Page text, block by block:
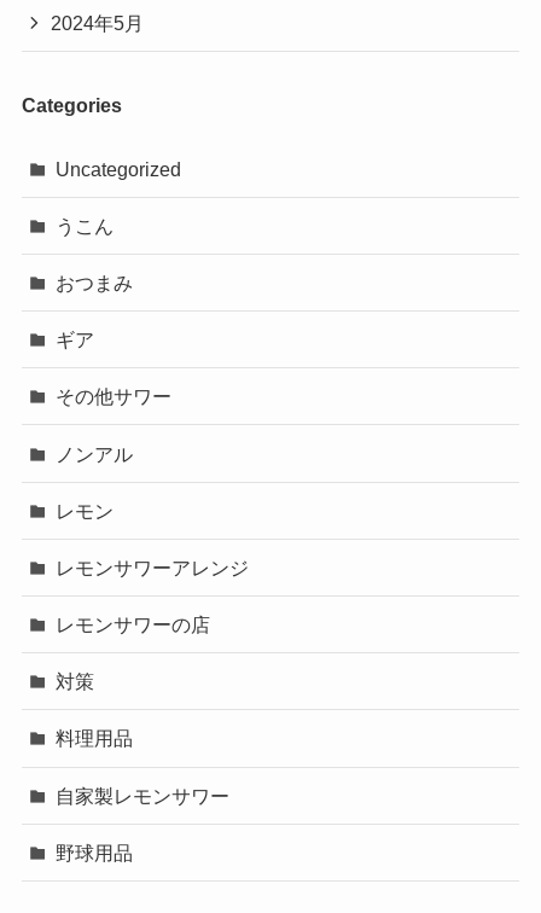
2024年5月
Categories
Uncategorized
うこん
おつまみ
ギア
その他サワー
ノンアル
レモン
レモンサワーアレンジ
レモンサワーの店
対策
料理用品
自家製レモンサワー
野球用品